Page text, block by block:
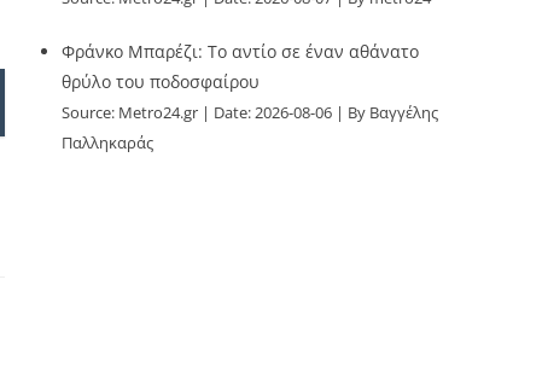
Φράνκο Μπαρέζι: Το αντίο σε έναν αθάνατο
θρύλο του ποδοσφαίρου
Source: Metro24.gr Date: 2026-08-06
By Βαγγέλης
Παλληκαράς